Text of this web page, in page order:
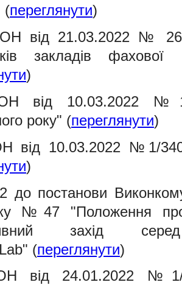
(переглянути)
від 21.03.2022 № 265
закладів
)
від 10.03.2022 №1/
року" (переглянути)
від 10.03.2022 №1/
)
до постанови
№47 "Положення про
захід
(переглянути)
від 24.01.2022 №1/